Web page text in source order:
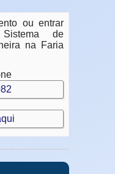
ou entrar
de
na Faria